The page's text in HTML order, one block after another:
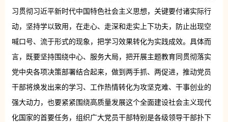
习贯彻习近平新时代中国特色社会主义思想，关键要付诸实际行
动，坚持学以致用，在走心、走深和走实上下功夫，防止出现空
喊口号、流于形式的现象，把学习效果转化为实践成效。具体而
言，既要坚持围绕中心、服务大局，把开展主题教育同贯彻落实
党中央各项决策部署结合起来，做到两手抓、两促进，推动党员
干部将焕发出来的学习、工作热情转化为攻坚克难、干事创业的
强大动力，也要紧紧围绕高质量发展这个全面建设社会主义现代
化国家的首要任务，组织广大党员干部特别是各级领导干部扑下